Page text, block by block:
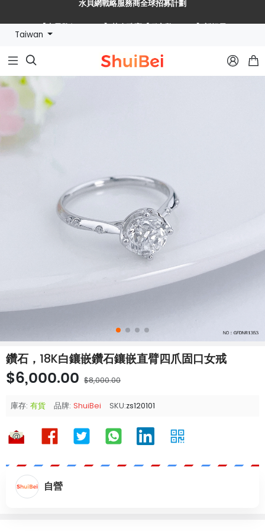
Taiwan
  
鑽石，18K白鑲嵌鑽石鑲嵌直臂四爪固口女戒
$6,000.00 $8,000.00
庫存: 有貨 品牌: ShuiBei SKU:zs120101
自營